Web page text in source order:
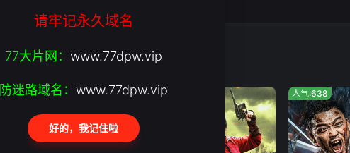
人气:988 人气:800 人气:638
请牢记永久域名
77大片网： www.77dpw.vip
防迷路域名： www.77dpw.vip
好的，我记住啦